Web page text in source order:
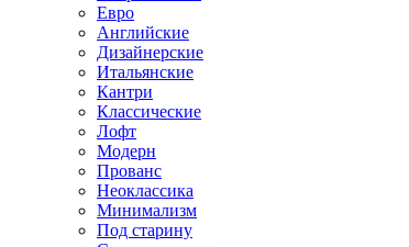
Евро
Английские
Дизайнерские
Итальянские
Кантри
Классические
Лофт
Модерн
Прованс
Неоклассика
Минимализм
Под старину